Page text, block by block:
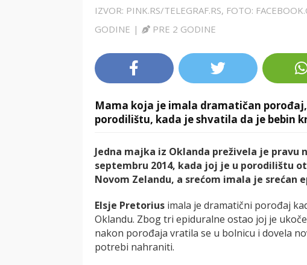
IZVOR: PINK.RS/TELEGRAF.RS, FOTO:
GODINE | PRE 2 GODINE
Mama koja je imala dramatičan
porodilištu, kada je shvatila da je bebin
Jedna majka iz Oklanda preživela je pravu
septembru 2014, kada joj je u porodilištu
Novom Zelandu, a srećom imala je srećan
Elsje Pretorius imala je dramatični porođaj
Oklandu. Zbog tri epiduralne ostao joj je
nakon porođaja vratila se u bolnicu i dovela
potrebi nahraniti.